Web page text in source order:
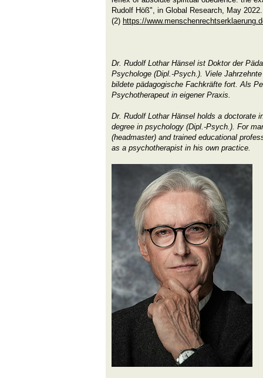
Rudolf Höß", in Global Research, May 2022.
(2) https://
Dr. Rudolf Lothar Hänsel ist Doktor der
Psychologe (Dipl.-Psych.). Viele
bildete pädagogische Fachkräfte fort. Als
Psychotherapeut in eigener Praxis.
Dr. Rudolf Lothar Hänsel holds a doctorate
degree in psychology (Dipl.-Psych.). For
(headmaster) and trained educational
as a psychotherapist in his own practice.